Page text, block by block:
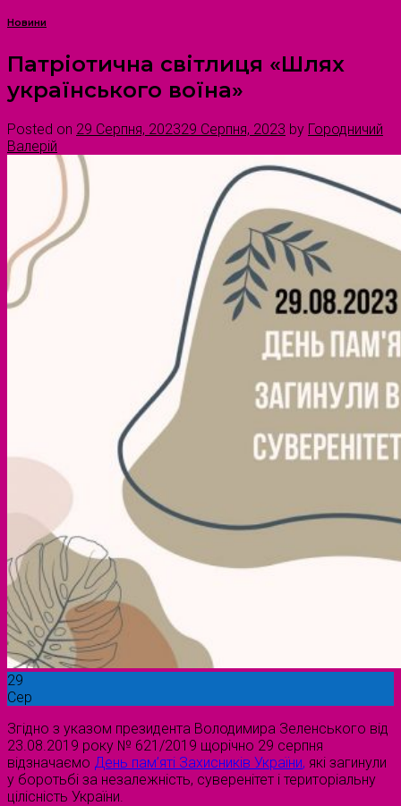
Новини
Патріотична світлиця «Шлях
українського воїна»
Posted on 29 Серпня, 202329 Серпня, 2023 by Городничий
Валерій
29
Сер
Згідно з указом президента Володимира Зеленського від
23.08.2019 року № 621/2019 щорічно 29 серпня
відзначаємо День пам’яті Захисників України, які загинули
у боротьбі за незалежність, суверенітет і територіальну
цілісність України.